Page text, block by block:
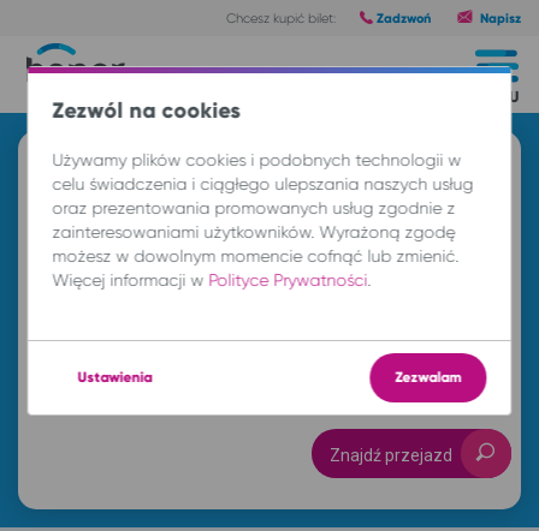
Chcesz kupić bilet: Zadzwoń Napisz
MENU
Trasy
Znajdź przejazd i kup bilet
Z
DO
nd. 9 sie. -- : --
Znajdź przejazd
Zezwól na cookies
Używamy plików cookies i podobnych technologii w
celu świadczenia i ciągłego ulepszania naszych usług
oraz prezentowania promowanych usług zgodnie z
zainteresowaniami użytkowników. Wyrażoną zgodę
możesz w dowolnym momencie cofnąć lub zmienić.
Więcej informacji w Polityce Prywatności
Ustawienia Zezwalam